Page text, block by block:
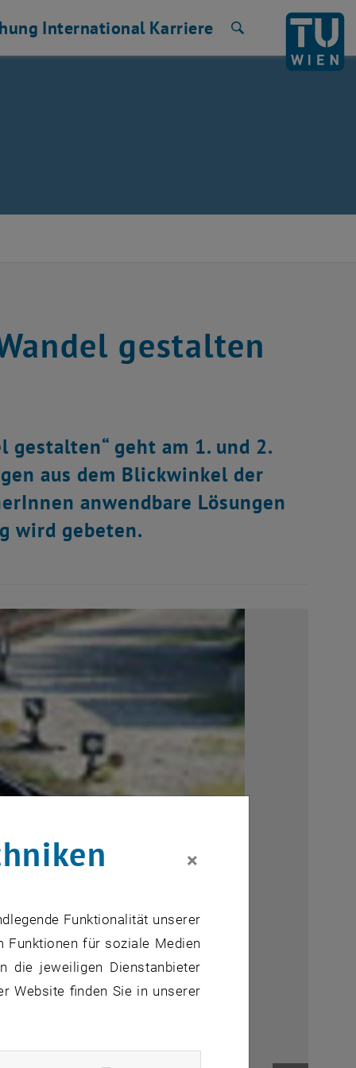
International Karriere
gestalten
gestalten“ geht am 1. und 2.
aus dem Blickwinkel der
anwendbare Lösungen
wird gebeten.
×
Funktionalität unserer
Funktionen für soziale Medien
die jeweiligen Dienstanbieter
Website finden Sie in unserer